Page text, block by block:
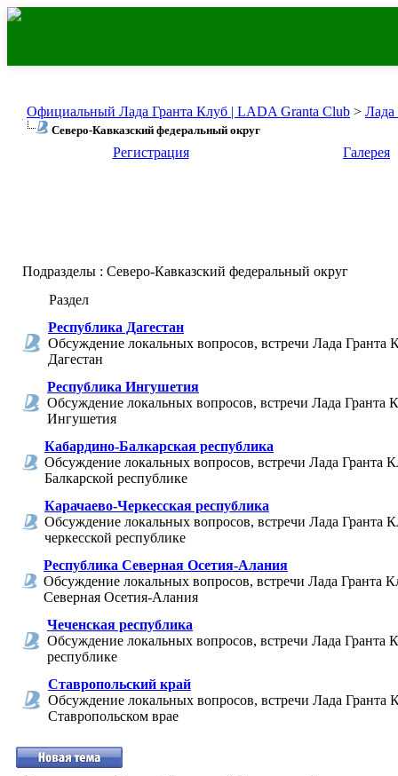
Официальный Лада Гранта Клуб | LADA Granta Club > Лада
Северо-Кавказский федеральный округ
Регистрация Галерея
Подразделы : Северо-Кавказский федеральный округ
Раздел
Республика Дагестан
Обсуждение локальных вопросов, встречи Лада Гранта
Дагестан
Республика Ингушетия
Обсуждение локальных вопросов, встречи Лада Гранта
Ингушетия
Кабардино-Балкарская республика
Обсуждение локальных вопросов, встречи Лада Гранта
Балкарской республике
Карачаево-Черкесская республика
Обсуждение локальных вопросов, встречи Лада Гранта
черкесской республике
Республика Северная Осетия-Алания
Обсуждение локальных вопросов, встречи Лада Гранта
Северная Осетия-Алания
Чеченская республика
Обсуждение локальных вопросов, встречи Лада Гранта
республике
Ставропольский край
Обсуждение локальных вопросов, встречи Лада Гранта
Ставропольском врае